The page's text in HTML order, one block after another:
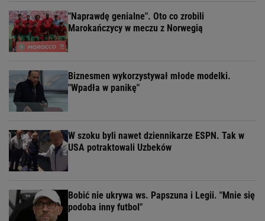
"Naprawdę genialne". Oto co zrobili
Marokańczycy w meczu z Norwegią
Biznesmen wykorzystywał młode modelki.
"Wpadła w panikę"
W szoku byli nawet dziennikarze ESPN. Tak w
USA potraktowali Uzbeków
Bobić nie ukrywa ws. Papszuna i Legii. "Mnie się
podoba inny futbol"